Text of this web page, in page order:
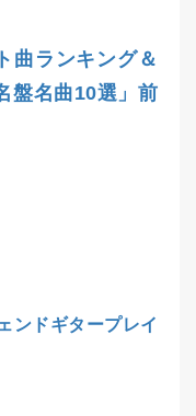
曲ランキング＆
盤名曲10選」前
ンドギタープレイ